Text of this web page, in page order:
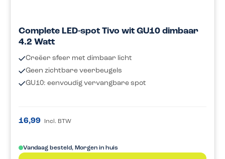
Complete LED-spot Tivo wit GU10 dimbaar
4.2 Watt
Creëer sfeer met dimbaar licht
Geen zichtbare veerbeugels
GU10: eenvoudig vervangbare spot
16,99 Incl. BTW
Vandaag besteld, Morgen in huis